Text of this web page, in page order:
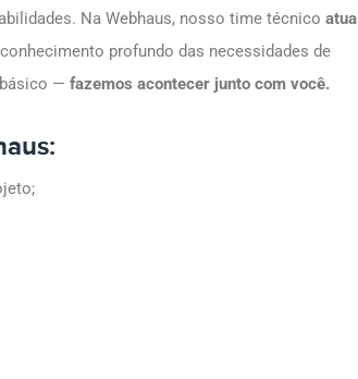
Na Webhaus, nosso time técnico atua
profundo das necessidades de
— fazemos acontecer junto com você.